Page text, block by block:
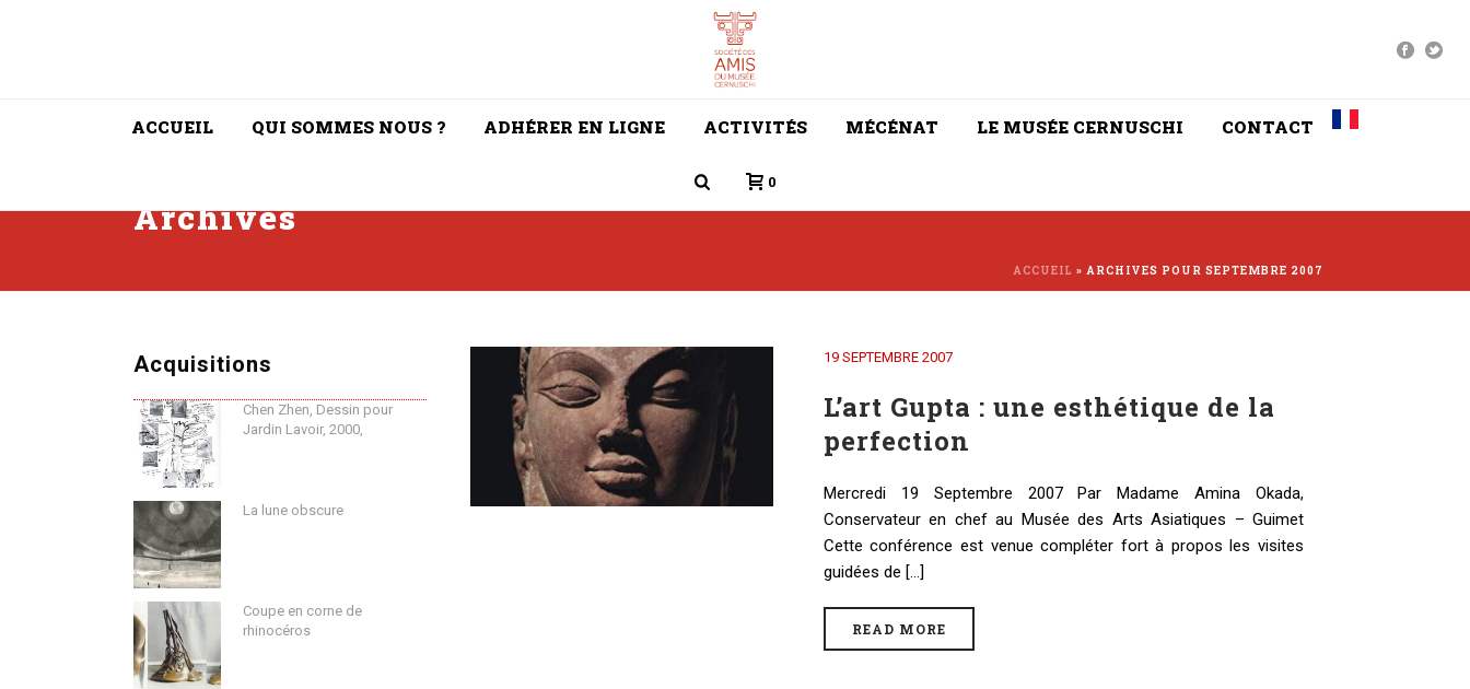
ACCUEIL QUI SOMMES NOUS ? ADHÉRER EN LIGNE ACTIVITÉS MÉCÉNAT LE MUSÉE CERNUSCHI CONTACT
0
Archives
ACCUEIL » ARCHIVES POUR SEPTEMBRE 2007
19 SEPTEMBRE 2007
L’art Gupta : une esthétique de la
perfection
Mercredi 19 Septembre 2007 Par Madame Amina Okada,
Conservateur en chef au Musée des Arts Asiatiques – Guimet
Cette conférence est venue compléter fort à propos les visites
guidées de [...]
READ MORE
Acquisitions
Chen Zhen, Dessin pour
Jardin Lavoir, 2000,
La lune obscure
Coupe en corne de
rhinocéros